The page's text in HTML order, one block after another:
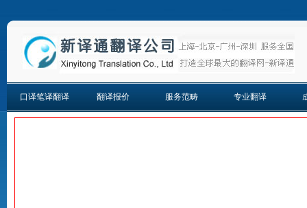
口译笔译翻译 翻译报价 服务范畴 专业翻译